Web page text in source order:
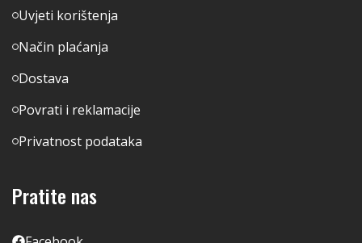
Uvjeti korištenja
Način plaćanja
Dostava
Povrati i reklamacije
Privatnost podataka
Pratite nas